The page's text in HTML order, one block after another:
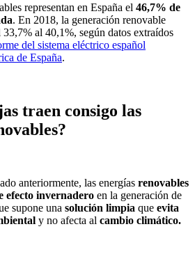
representan en España el 46,7% de
. En 2018, la generación renovable
33,7% al 40,1%, según datos extraídos
del sistema eléctrico español
de España.
traen consigo las
anteriormente, las energías renovables
efecto invernadero en la generación de
supone una solución limpia que evita
y no afecta al cambio climático.